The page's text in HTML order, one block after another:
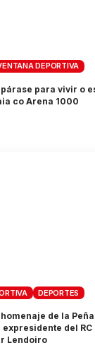
DEPORTIVA
para vivir o
co Arena 1000
DEPORTES
de la
del RC
Lendoiro